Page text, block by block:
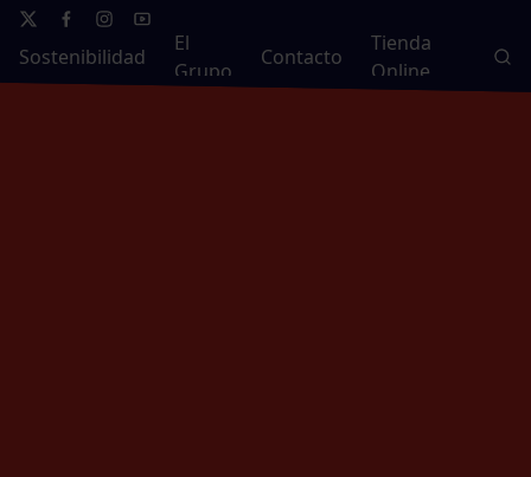
Sostenibilidad
El
Grupo
Contacto
Tienda
Online